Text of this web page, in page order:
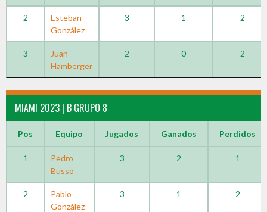
2
Esteban
González
3 1 2
3
Juan
Hamberger
2 0 2
MIAMI 2023 | B GRUPO 8
Pos Equipo Jugados Ganados Perdidos
1
Pedro
Busso
3 2 1
2
Pablo
González
3 1 2